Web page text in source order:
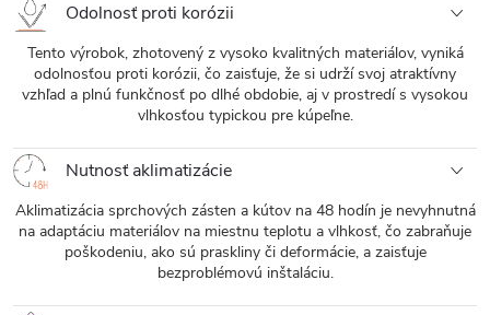
Odolnosť proti korózii
Tento výrobok, zhotovený z vysoko kvalitných materiálov, vyniká
odolnosťou proti korózii, čo zaisťuje, že si udrží svoj atraktívny
vzhľad a plnú funkčnosť po dlhé obdobie, aj v prostredí s vysokou
vlhkosťou typickou pre kúpeľne.
Nutnosť aklimatizácie
Aklimatizácia sprchových zásten a kútov na 48 hodín je nevyhnutná
na adaptáciu materiálov na miestnu teplotu a vlhkosť, čo zabraňuje
poškodeniu, ako sú praskliny či deformácie, a zaisťuje
bezproblémovú inštaláciu.